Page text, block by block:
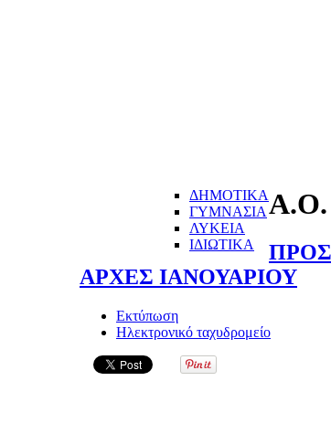
ΔΗΜΟΤΙΚΑ
ΓΥΜΝΑΣΙΑ
ΛΥΚΕΙΑ
ΙΔΙΩΤΙΚΑ
ΑΡΧΕΣ ΙΑΝΟΥΑΡΙΟΥ
Εκτύπωση
Ηλεκτρονικό ταχυδρομείο